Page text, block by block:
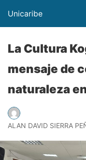
Unicaribe
La Cultura
mensaje de
naturaleza
ALAN DAVID SIERRA